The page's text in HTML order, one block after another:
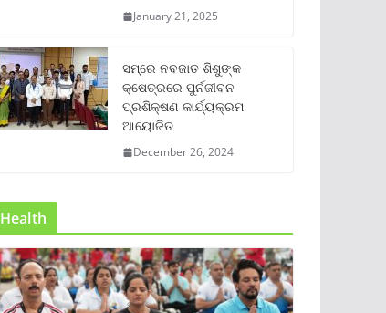
January 21, 2025
ସମ୍‌ରେ ନବଜାତ ଶିଶୁଙ୍କ
କ୍ଷେତ୍ରରେ ପୁର୍ନଜୀବନ
ପ୍ରଶିକ୍ଷଣ କାର୍ଯ୍ୟକ୍ରମ
ଆୟୋଜିତ
December 26, 2024
Health